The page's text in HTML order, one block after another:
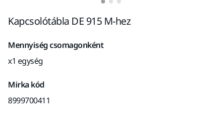
Kapcsolótábla DE 915 M-hez
Mennyiség csomagonként
x1 egység
Mirka kód
8999700411